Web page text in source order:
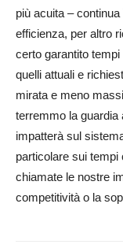
più acuita –
efficienza, per altro
certo garantito
quelli attuali e
mirata e meno
terremmo la guardia
impatterà sul
particolare sui
chiamate le nostre
competitività o la